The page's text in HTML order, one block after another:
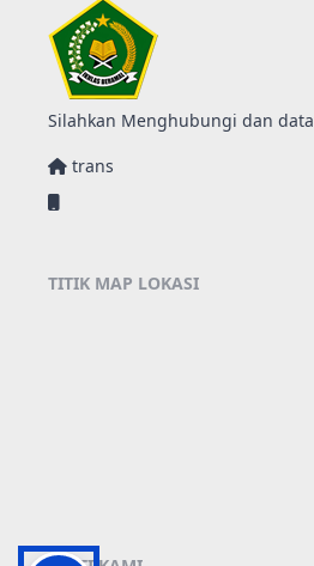
Silahkan Menghubungi dan
trans
TITIK MAP LOKASI